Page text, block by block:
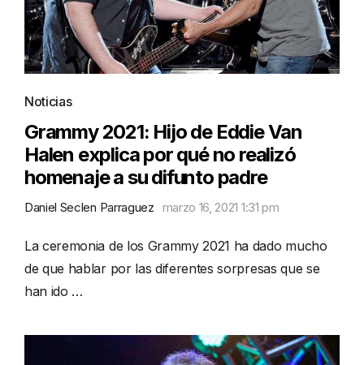
Noticias
Grammy 2021: Hijo de Eddie Van
Halen explica por qué no realizó
homenaje a su difunto padre
Daniel Seclen Parraguez marzo 16, 2021 1:31 pm
La ceremonia de los Grammy 2021 ha dado mucho
de que hablar por las diferentes sorpresas que se
han ido …